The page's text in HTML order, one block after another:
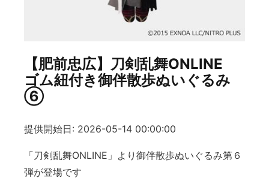
【肥前忠広】刀剣乱舞ONLINE
ゴム紐付き御伴散歩ぬいぐるみ
⑥
提供開始日: 2026-05-14 00:00:00
「刀剣乱舞ONLINE」より御伴散歩ぬいぐるみ第６
弾が登場です